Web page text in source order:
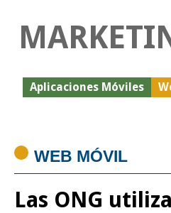
Aplicaciones Móviles
WEB MÓVIL
Las ONG